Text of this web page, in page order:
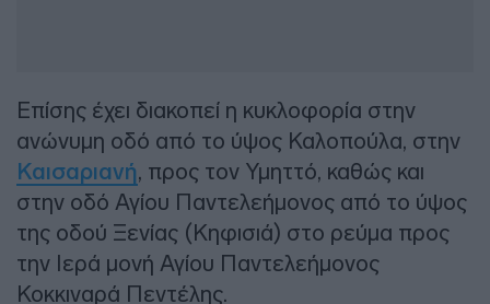
Επίσης έχει διακοπεί η κυκλοφορία στην
ανώνυμη οδό από το ύψος Καλοπούλα, στην
Καισαριανή, προς τον Υμηττό, καθώς και
στην οδό Αγίου Παντελεήμονος από το ύψος
της οδού Ξενίας (Κηφισιά) στο ρεύμα προς
την Ιερά μονή Αγίου Παντελεήμονος
Κοκκιναρά Πεντέλης.